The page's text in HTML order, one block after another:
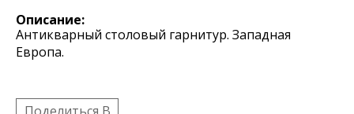
Описание:
Антикварный столовый гарнитур. Западная
Европа.